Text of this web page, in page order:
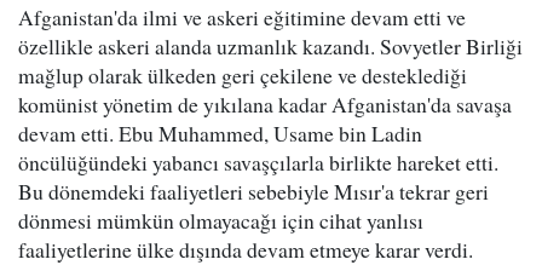
Afganistan'da ilmi ve askeri eğitimine devam etti ve
özellikle askeri alanda uzmanlık kazandı. Sovyetler Birliği
mağlup olarak ülkeden geri çekilene ve desteklediği
komünist yönetim de yıkılana kadar Afganistan'da savaşa
devam etti. Ebu Muhammed, Usame bin Ladin
öncülüğündeki yabancı savaşçılarla birlikte hareket etti.
Bu dönemdeki faaliyetleri sebebiyle Mısır'a tekrar geri
dönmesi mümkün olmayacağı için cihat yanlısı
faaliyetlerine ülke dışında devam etmeye karar verdi.